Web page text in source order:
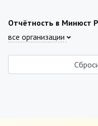
Отчётность в Минюст
все организации